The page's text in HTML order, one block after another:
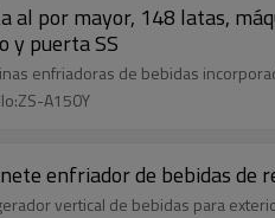
al por mayor, 148 latas,
y puerta SS
enfriadoras de bebidas
A150Y
enfriador de bebidas de
vertical de bebidas para